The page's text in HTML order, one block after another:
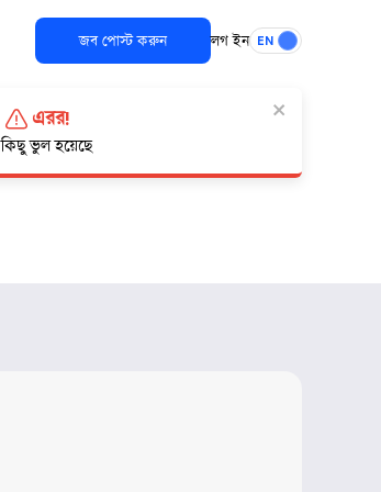
জব পোস্ট করুন লগ ইন EN
এরর!
কিছু ভুল হয়েছে